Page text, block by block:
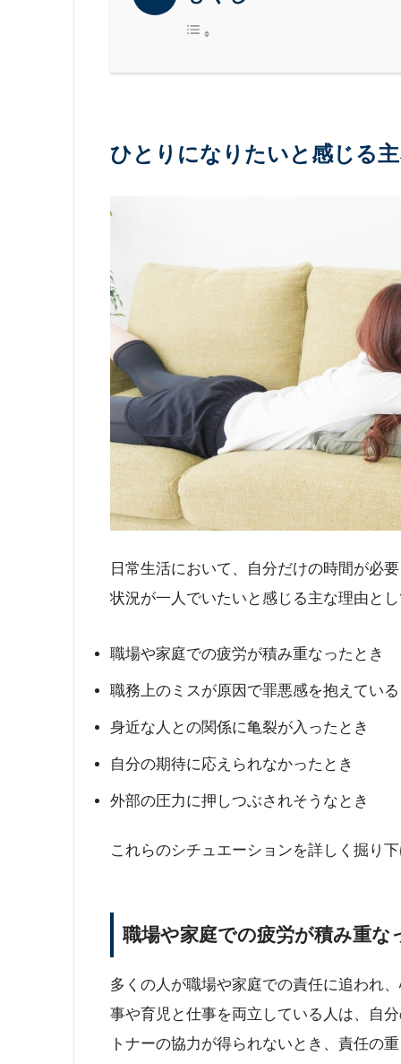
ひとりになりたいと感じる
日常生活において、自分だけの時間が必
状況が一人でいたいと感じる主な理由と
職場や家庭での疲労が積み重なったとき
職務上のミスが原因で罪悪感を抱えてい
身近な人との関係に亀裂が入ったとき
自分の期待に応えられなかったとき
外部の圧力に押しつぶされそうなとき
これらのシチュエーションを詳しく掘り
職場や家庭での疲労が積み重な
多くの人が職場や家庭での責任に追われ
事や育児と仕事を両立している人は、自
トナーの協力が得られないとき、責任の